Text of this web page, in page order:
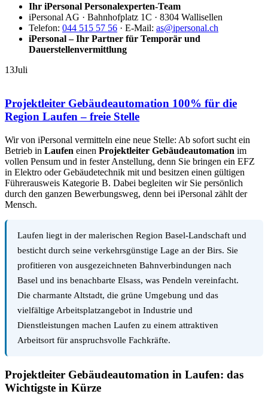
Ihr iPersonal Personalexperten-Team
iPersonal AG · Bahnhofplatz 1C · 8304 Wallisellen
Telefon: 044 515 57 56 · E-Mail: as@ipersonal.ch
iPersonal – Ihr Partner für Temporär und
Dauerstellenvermittlung
13Juli
Projektleiter Gebäudeautomation 100% für die
Region Laufen – freie Stelle
Wir von iPersonal vermitteln eine neue Stelle: Ab sofort sucht ein
Betrieb in Laufen einen Projektleiter Gebäudeautomation im
vollen Pensum und in fester Anstellung, denn Sie bringen ein EFZ
in Elektro oder Gebäudetechnik mit und besitzen einen gültigen
Führerausweis Kategorie B. Dabei begleiten wir Sie persönlich
durch den ganzen Bewerbungsweg, denn bei iPersonal zählt der
Mensch.
Laufen liegt in der malerischen Region Basel-Landschaft und
besticht durch seine verkehrsgünstige Lage an der Birs. Sie
profitieren von ausgezeichneten Bahnverbindungen nach
Basel und ins benachbarte Elsass, was Pendeln vereinfacht.
Die charmante Altstadt, die grüne Umgebung und das
vielfältige Arbeitsplatzangebot in Industrie und
Dienstleistungen machen Laufen zu einem attraktiven
Arbeitsort für anspruchsvolle Fachkräfte.
Projektleiter Gebäudeautomation in Laufen: das
Wichtigste in Kürze